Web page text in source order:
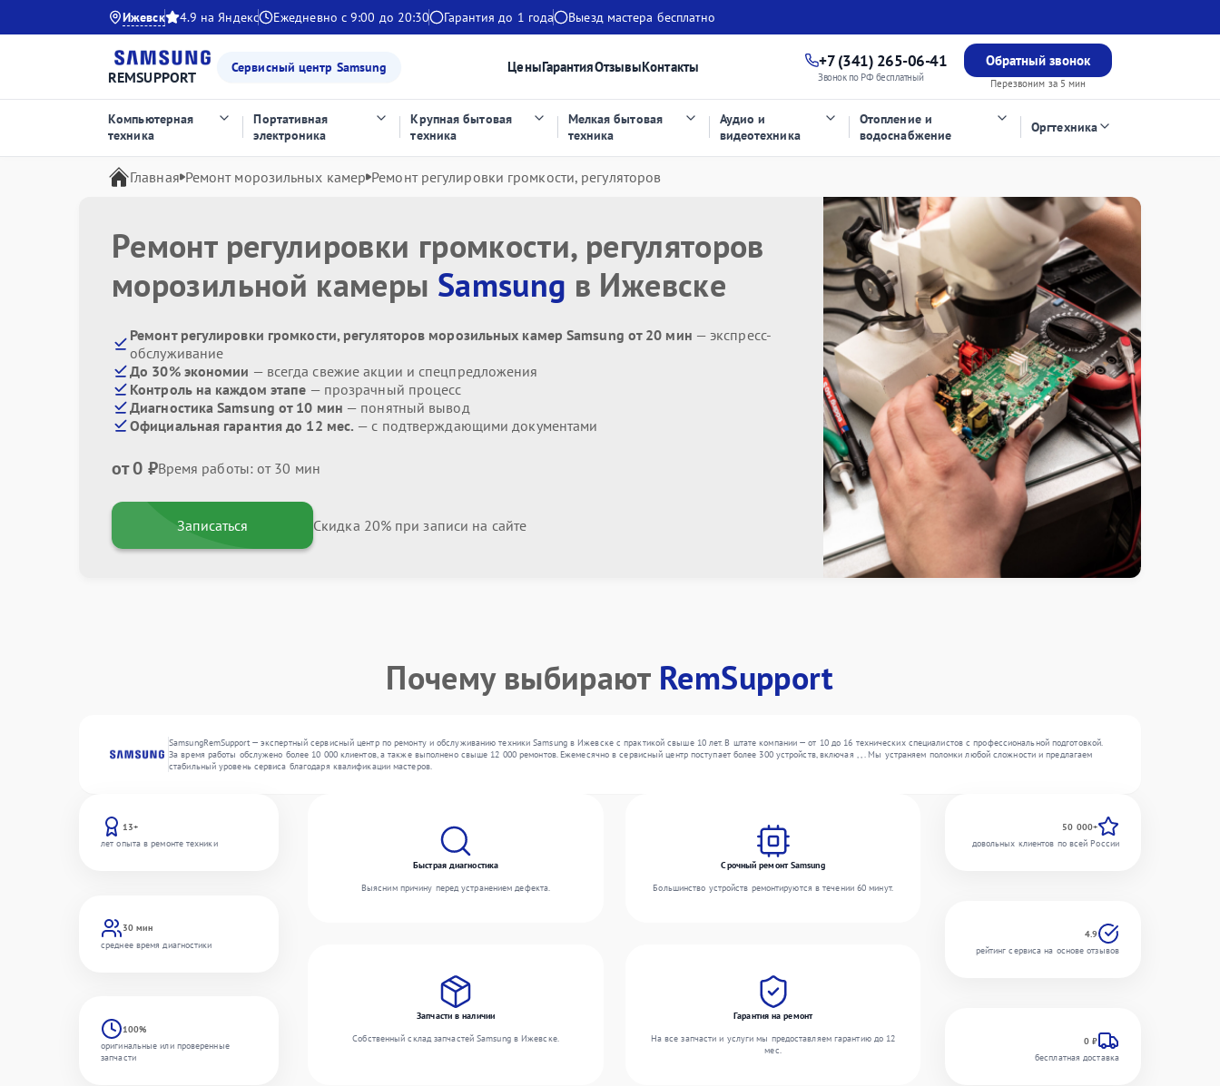
Ижевск 4.9 на Яндекс Ежедневно с 9:00 до 20:30 Гарантия до 1 года Выезд мастера бесплатно
REMSUPPORT
Сервисный центр Samsung ЦеныГарантияОтзывыКонтакты +7 (341) 265-06-41
Звонок по РФ бесплатный
Обратный звонок
Перезвоним за 5 мин
Компьютерная
техника
Портативная
электроника
Крупная бытовая
техника
Мелкая бытовая
техника
Аудио и
видеотехника
Отопление и
водоснабжение
Оргтехника
Главная Ремонт морозильных камер Ремонт регулировки громкости, регуляторов
Ремонт регулировки громкости, регуляторов
морозильной камеры Samsung в Ижевске
Ремонт регулировки громкости, регуляторов морозильных камер Samsung от 20 мин — экспресс-
обслуживание
До 30% экономии — всегда свежие акции и спецпредложения
Контроль на каждом этапе — прозрачный процесс
Диагностика Samsung от 10 мин — понятный вывод
Официальная гарантия до 12 мес. — с подтверждающими документами
от 0 ₽Время работы: от 30 мин
Записаться Скидка 20% при записи на сайте
Почему выбирают RemSupport
SamsungRemSupport — экспертный сервисный центр по ремонту и обслуживанию техники Samsung в Ижевске с практикой свыше 10 лет. В штате компании — от 10 до 16 технических специалистов с профессиональной подготовкой.
За время работы обслужено более 10 000 клиентов, а также выполнено свыше 12 000 ремонтов. Ежемесячно в сервисный центр поступает более 300 устройств, включая , , . Мы устраняем поломки любой сложности и предлагаем
стабильный уровень сервиса благодаря квалификации мастеров.
13+
лет опыта в ремонте техники
30 мин
среднее время диагностики
100%
оригинальные или проверенные
запчасти
Быстрая диагностика
Выясним причину перед устранением дефекта.
Срочный ремонт Samsung
Большинство устройств ремонтируются в течении 60 минут.
Запчасти в наличии
Собственный склад запчастей Samsung в Ижевске.
Гарантия на ремонт
На все запчасти и услуги мы предоставляем гарантию до 12
мес.
50 000+
довольных клиентов по всей России
4.9
рейтинг сервиса на основе отзывов
0 ₽
бесплатная доставка